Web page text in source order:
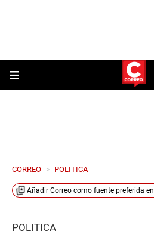
CORREO > POLITICA
Añadir Correo como fuente preferida en
POLÍTICA